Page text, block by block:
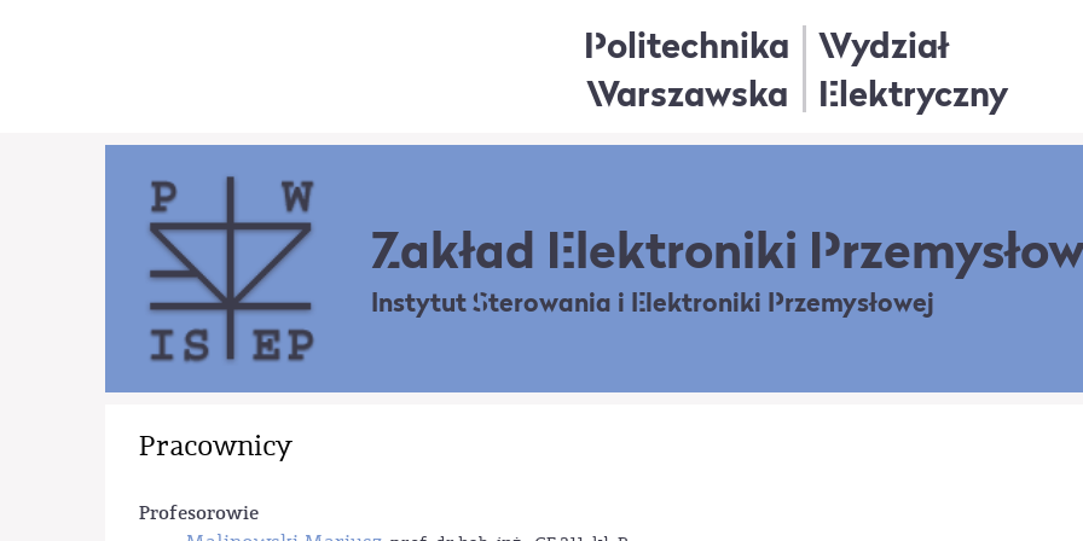
Politechnika
Warszawska
Wydział
Elektryczny
Zakład Elektroniki
Instytut Sterowania i Elektroniki Przemysłowej
Pracownicy
Profesorowie